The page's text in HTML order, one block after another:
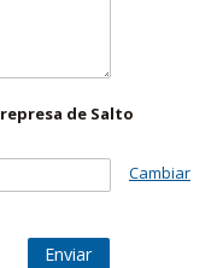
de Salto
Cambiar
Enviar